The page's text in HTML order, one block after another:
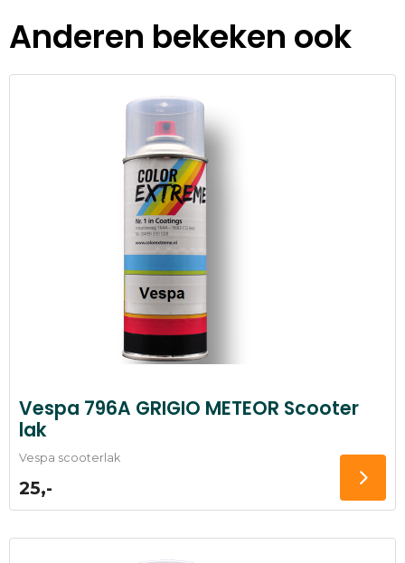
Anderen bekeken ook
Vespa 796A GRIGIO METEOR Scooter
lak
Vespa scooterlak
25,-